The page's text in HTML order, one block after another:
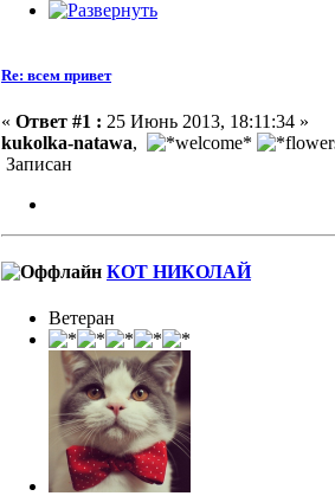
Re: всем привет
« Ответ #1 : 25 Июнь 2013, 18:11:34 »
kukolka-natawa,
Записан
КОТ НИКОЛАЙ
Ветеран